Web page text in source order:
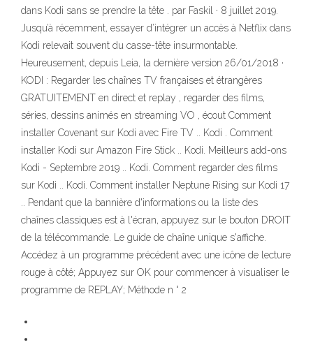
dans Kodi sans se prendre la tête . par Faskil · 8 juillet 2019.
Jusqu’à récemment, essayer d’intégrer un accès à Netflix dans
Kodi relevait souvent du casse-tête insurmontable.
Heureusement, depuis Leia, la dernière version 26/01/2018 ·
KODI : Regarder les chaînes TV françaises et étrangères
GRATUITEMENT en direct et replay , regarder des films,
séries, dessins animés en streaming VO , écout Comment
installer Covenant sur Kodi avec Fire TV .. Kodi . Comment
installer Kodi sur Amazon Fire Stick .. Kodi. Meilleurs add-ons
Kodi - Septembre 2019 .. Kodi. Comment regarder des films
sur Kodi .. Kodi. Comment installer Neptune Rising sur Kodi 17
.. Pendant que la bannière d'informations ou la liste des
chaînes classiques est à l'écran, appuyez sur le bouton DROIT
de la télécommande. Le guide de chaîne unique s'affiche.
Accédez à un programme précédent avec une icône de lecture
rouge à côté; Appuyez sur OK pour commencer à visualiser le
programme de REPLAY; Méthode n ° 2